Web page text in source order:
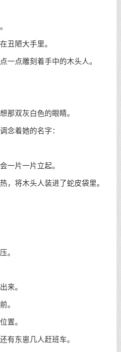
丑陋大手里。
一点雕刻着手中的木头人。
那双灰白色的眼睛。
念着她的名字：
一片一片立起。
，将木头人装进了蛇皮袋里。
。
来。
。
置。
有东崽几人赶班车。